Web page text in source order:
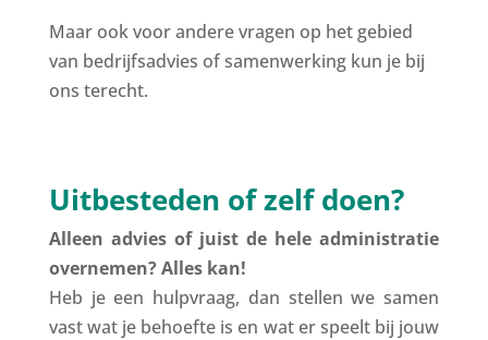
Maar ook voor andere vragen op het gebied
van bedrijfsadvies of samenwerking kun je bij
ons terecht.
Uitbesteden of zelf doen?
Alleen advies of juist de hele administratie
overnemen? Alles kan!
Heb je een hulpvraag, dan stellen we samen
vast wat je behoefte is en wat er speelt bij jouw